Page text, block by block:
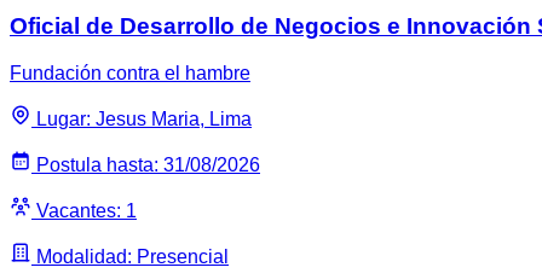
Oficial de Desarrollo de Negocios e Innovación
Fundación contra el hambre
Lugar: Jesus Maria, Lima
Postula hasta: 31/08/2026
Vacantes: 1
Modalidad: Presencial